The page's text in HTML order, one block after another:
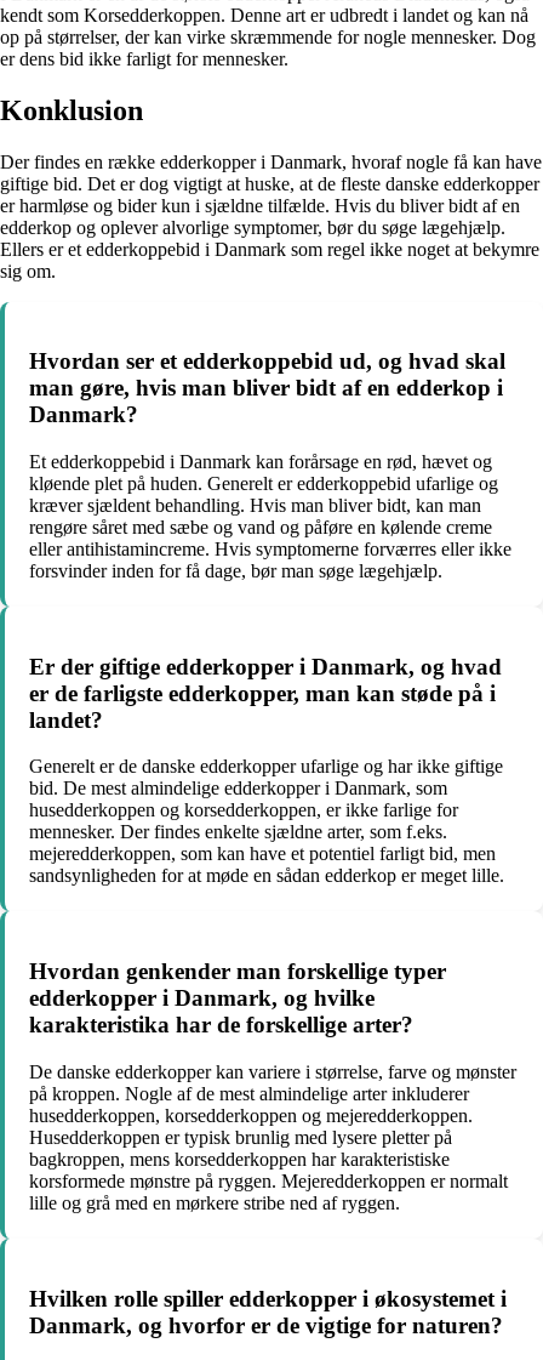
kendt som Korsedderkoppen. Denne art er udbredt i landet og kan nå
op på størrelser, der kan virke skræmmende for nogle mennesker. Dog
er dens bid ikke farligt for mennesker.
Konklusion
Der findes en række edderkopper i Danmark, hvoraf nogle få kan have
giftige bid. Det er dog vigtigt at huske, at de fleste danske edderkopper
er harmløse og bider kun i sjældne tilfælde. Hvis du bliver bidt af en
edderkop og oplever alvorlige symptomer, bør du søge lægehjælp.
Ellers er et edderkoppebid i Danmark som regel ikke noget at bekymre
sig om.
Hvordan ser et edderkoppebid ud, og hvad skal
man gøre, hvis man bliver bidt af en edderkop i
Danmark?
Et edderkoppebid i Danmark kan forårsage en rød, hævet og
kløende plet på huden. Generelt er edderkoppebid ufarlige og
kræver sjældent behandling. Hvis man bliver bidt, kan man
rengøre såret med sæbe og vand og påføre en kølende creme
eller antihistamincreme. Hvis symptomerne forværres eller ikke
forsvinder inden for få dage, bør man søge lægehjælp.
Er der giftige edderkopper i Danmark, og hvad
er de farligste edderkopper, man kan støde på i
landet?
Generelt er de danske edderkopper ufarlige og har ikke giftige
bid. De mest almindelige edderkopper i Danmark, som
husedderkoppen og korsedderkoppen, er ikke farlige for
mennesker. Der findes enkelte sjældne arter, som f.eks.
mejeredderkoppen, som kan have et potentiel farligt bid, men
sandsynligheden for at møde en sådan edderkop er meget lille.
Hvordan genkender man forskellige typer
edderkopper i Danmark, og hvilke
karakteristika har de forskellige arter?
De danske edderkopper kan variere i størrelse, farve og mønster
på kroppen. Nogle af de mest almindelige arter inkluderer
husedderkoppen, korsedderkoppen og mejeredderkoppen.
Husedderkoppen er typisk brunlig med lysere pletter på
bagkroppen, mens korsedderkoppen har karakteristiske
korsformede mønstre på ryggen. Mejeredderkoppen er normalt
lille og grå med en mørkere stribe ned af ryggen.
Hvilken rolle spiller edderkopper i økosystemet i
Danmark, og hvorfor er de vigtige for naturen?